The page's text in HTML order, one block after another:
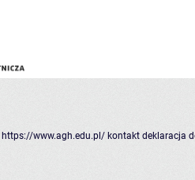
https://www.agh.edu.pl/ kontakt deklaracja